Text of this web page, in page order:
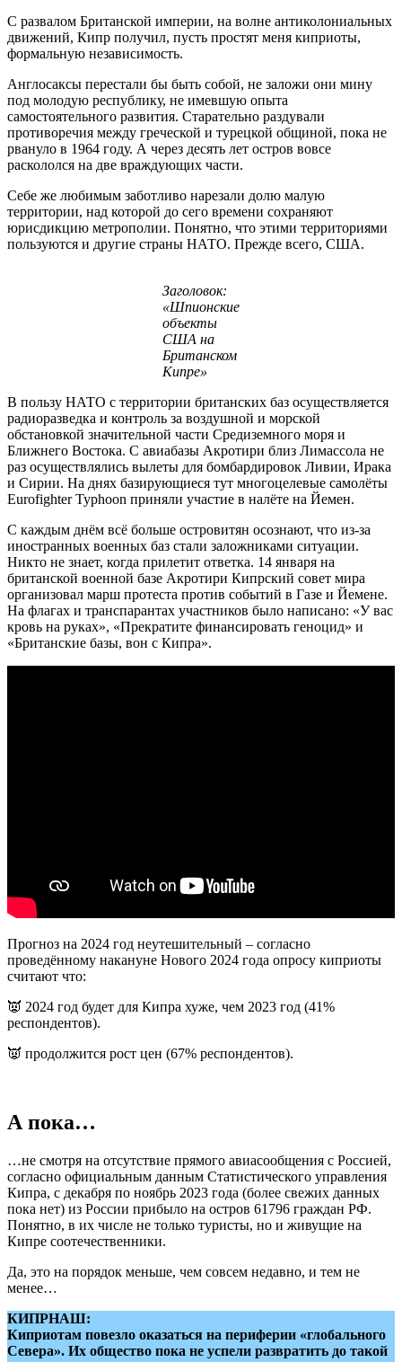
С развалом Британской империи, на волне антиколониальных
движений, Кипр получил, пусть простят меня киприоты,
формальную независимость.
Англосаксы перестали бы быть собой, не заложи они мину
под молодую республику, не имевшую опыта
самостоятельного развития. Старательно раздували
противоречия между греческой и турецкой общиной, пока не
рвануло в 1964 году. А через десять лет остров вовсе
раскололся на две враждующих части.
Себе же любимым заботливо нарезали долю малую
территории, над которой до сего времени сохраняют
юрисдикцию метрополии. Понятно, что этими территориями
пользуются и другие страны НАТО. Прежде всего, США.
Заголовок:
«Шпионские
объекты
США на
Британском
Кипре»
В пользу НАТО с территории британских баз осуществляется
радиоразведка и контроль за воздушной и морской
обстановкой значительной части Средиземного моря и
Ближнего Востока. С авиабазы Акротири близ Лимассола не
раз осуществлялись вылеты для бомбардировок Ливии, Ирака
и Сирии. На днях базирующиеся тут многоцелевые самолёты
Eurofighter Typhoon приняли участие в налёте на Йемен.
С каждым днём всё больше островитян осознают, что из-за
иностранных военных баз стали заложниками ситуации.
Никто не знает, когда прилетит ответка. 14 января на
британской военной базе Акротири Кипрский совет мира
организовал марш протеста против событий в Газе и Йемене.
На флагах и транспарантах участников было написано: «У вас
кровь на руках», «Прекратите финансировать геноцид» и
«Британские базы, вон с Кипра».
Прогноз на 2024 год неутешительный – согласно
проведённому накануне Нового 2024 года опросу киприоты
считают что:
👿 2024 год будет для Кипра хуже, чем 2023 год (41%
респондентов).
👿 продолжится рост цен (67% респондентов).
А пока…
…не смотря на отсутствие прямого авиасообщения с Россией,
согласно официальным данным Статистического управления
Кипра, с декабря по ноябрь 2023 года (более свежих данных
пока нет) из России прибыло на остров 61796 граждан РФ.
Понятно, в их числе не только туристы, но и живущие на
Кипре соотечественники.
Да, это на порядок меньше, чем совсем недавно, и тем не
менее…
КИПРНАШ:
Киприотам повезло оказаться на периферии «глобального
Севера». Их общество пока не успели развратить до такой